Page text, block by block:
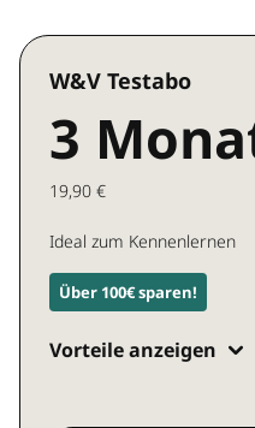
W&V Testabo
3
19,90 €
Ideal zum Kennenlernen
Über 100€ sparen!
Vorteile anzeigen